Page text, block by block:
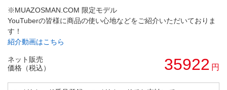
※MUAZOSMAN.COM 限定モデル
YouTuberの皆様に商品の使い心地などをご紹介いただいておりま
す！
紹介動画はこちら
ネット販売
価格（税込）
35922 円